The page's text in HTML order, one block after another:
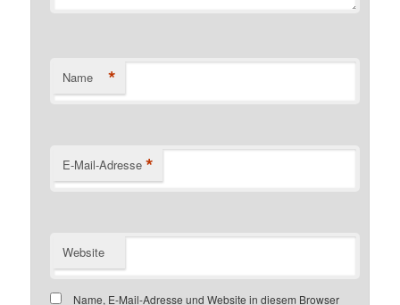
Name *
E-Mail-Adresse *
Website
Name, E-Mail-Adresse und Website in diesem Browser